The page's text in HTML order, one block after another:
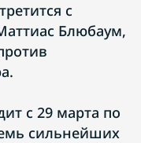
с
Блюбаум,
с 29 марта по
сильнейших